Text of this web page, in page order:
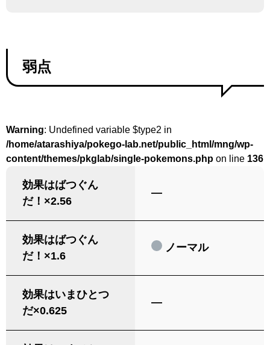
弱点
Warning: Undefined variable $type2 in
/home/atarashiya/pokego-lab.net/public_html/mng/wp-
content/themes/pkglab/single-pokemons.php on line 136
効果はばつぐん
だ！×2.56
―
効果はばつぐん
だ！×1.6
ノーマル
効果はいまひとつ
だ×0.625
―